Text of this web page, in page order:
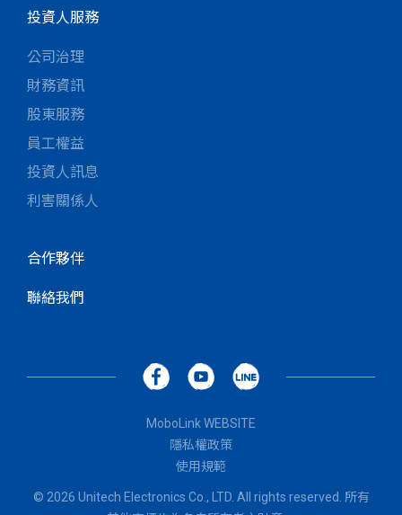
投資人服務
公司治理
財務資訊
股東服務
員工權益
投資人訊息
利害關係人
合作夥伴
聯絡我們
MoboLink WEBSITE
隱私權政策
使用規範
© 2026 Unitech Electronics Co., LTD. All rights reserved. 所有